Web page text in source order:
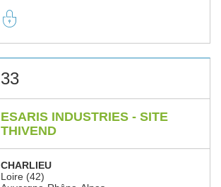
33
ESARIS INDUSTRIES - SITE
THIVEND
CHARLIEU
Loire (42)